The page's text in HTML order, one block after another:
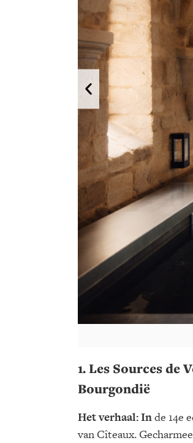
1. Les Sources de
Bourgondië
Het verhaal: Inde 14e
van Cîteaux.